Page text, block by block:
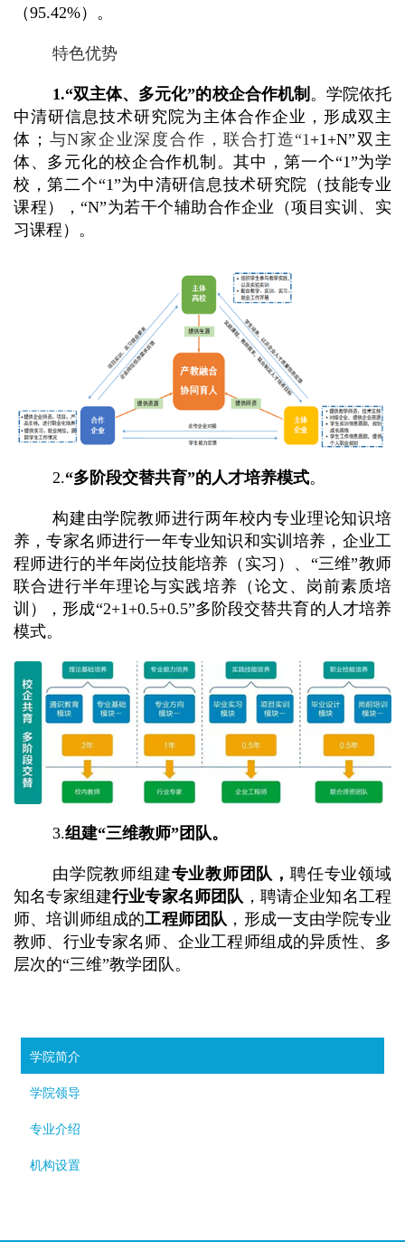
（95.42%）。
特色优势
1.“双主体、多元化”的校企合作机制 。学院依托
中清研信息技术研究院为主体合作企业，形成双主
体； 与N家企业深度合作，联合打造“1+1+N”双主
体、多元化的校企合作机制。其中，第一个“1”为学
校，第二个“1”为中清研信息技术研究院（技能专业
课程），“N”为若干个辅助合作企业（项目实训、实
习课程）。
2.“多阶段交替共育”的人才培养模式。
构建由学院教师进行两年校内专业理论知识培
养，专家名师进行一年专业知识和实训培养，企业工
程师进行的半年岗位技能培养（实习）、“三维”教师
联合进行半年理论与实践培养（论文、岗前素质培
训），形成“2+1+0.5+0.5”多阶段交替共育的 人才培养
模式。
3.组建“三维教师”团队。
由学院教师组建专业教师团队，聘任专业领域
知名专家组建行业专家名师团队 ，聘请企业知名工程
师、培训师组成的工程师团队 ，形成一支由学院专业
教师、行业专家名师、企业工程师组成的异质性、多
层次的“三维”教学团队。
学院简介
学院领导
专业介绍
机构设置